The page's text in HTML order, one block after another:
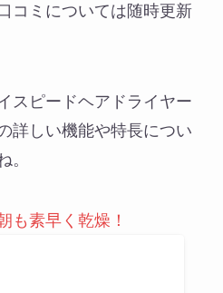
コミについては随時更新
スピードヘアドライヤー
詳しい機能や特長につい
。
も素早く乾燥！